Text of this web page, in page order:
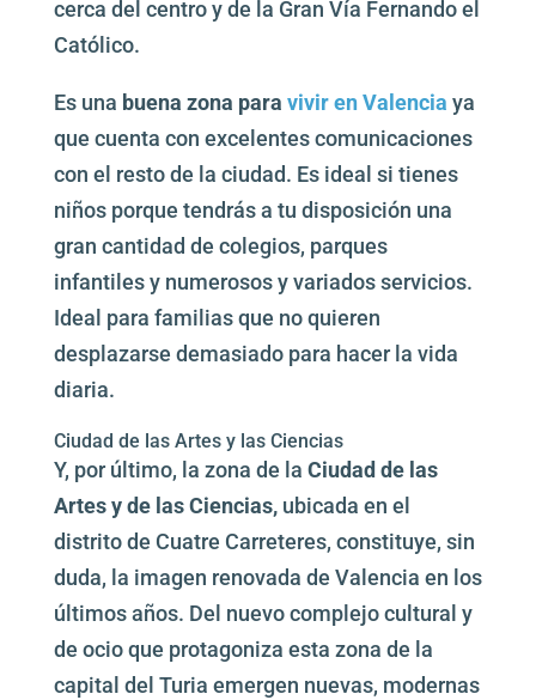
cerca del centro y de la Gran Vía Fernando el
Católico.
Es una buena zona para vivir en Valencia ya
que cuenta con excelentes comunicaciones
con el resto de la ciudad. Es ideal si tienes
niños porque tendrás a tu disposición una
gran cantidad de colegios, parques
infantiles y numerosos y variados servicios.
Ideal para familias que no quieren
desplazarse demasiado para hacer la vida
diaria.
Ciudad de las Artes y las Ciencias
Y, por último, la zona de la Ciudad de las
Artes y de las Ciencias, ubicada en el
distrito de Cuatre Carreteres, constituye, sin
duda, la imagen renovada de Valencia en los
últimos años. Del nuevo complejo cultural y
de ocio que protagoniza esta zona de la
capital del Turia emergen nuevas, modernas